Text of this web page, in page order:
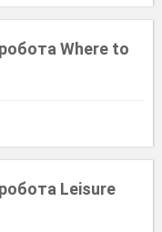
Where to
Leisure